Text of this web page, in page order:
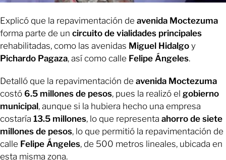
Explicó que la repavimentación de avenida Moctezuma
forma parte de un circuito de vialidades principales
rehabilitadas, como las avenidas Miguel Hidalgo y
Pichardo Pagaza, así como calle Felipe Ángeles.
Detalló que la repavimentación de avenida Moctezuma
costó 6.5 millones de pesos, pues la realizó el gobierno
municipal, aunque si la hubiera hecho una empresa
costaría 13.5 millones, lo que representa ahorro de siete
millones de pesos, lo que permitió la repavimentación de
calle Felipe Ángeles, de 500 metros lineales, ubicada en
esta misma zona.